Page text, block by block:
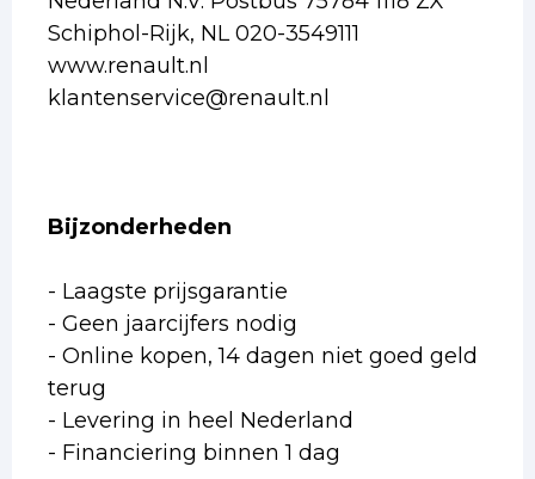
Schiphol-Rijk, NL 020-3549111
www.renault.nl
klantenservice@renault.nl
Bijzonderheden
- Laagste prijsgarantie
- Geen jaarcijfers nodig
- Online kopen, 14 dagen niet goed geld
terug
- Levering in heel Nederland
- Financiering binnen 1 dag